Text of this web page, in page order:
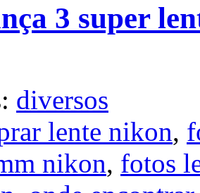
3 super
diversos
lente nikon,
nikon, fotos